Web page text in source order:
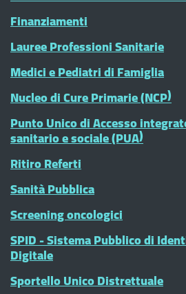
Finanziamenti
Lauree Professioni Sanitarie
Medici e Pediatri di Famiglia
Nucleo di Cure Primarie (NCP)
Punto Unico di Accesso
sanitario e sociale (PUA)
Ritiro Referti
Sanità Pubblica
Screening oncologici
SPID - Sistema Pubblico di
Digitale
Sportello Unico Distrettuale